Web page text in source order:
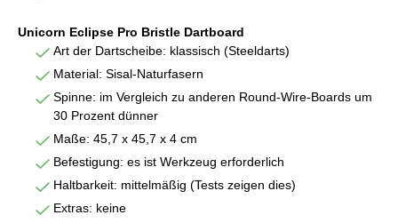
Unicorn Eclipse Pro Bristle Dartboard
Art der Dartscheibe: klassisch (Steeldarts)
Material: Sisal-Naturfasern
Spinne: im Vergleich zu anderen Round-Wire-Boards um
30 Prozent dünner
Maße: 45,7 x 45,7 x 4 cm
Befestigung: es ist Werkzeug erforderlich
Haltbarkeit: mittelmäßig (Tests zeigen dies)
Extras: keine